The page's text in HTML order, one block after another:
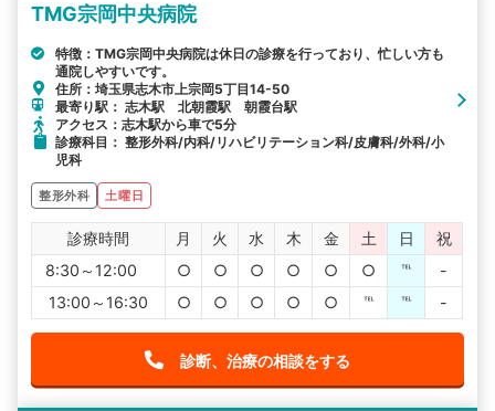
詳細条件で絞り込む
その他の検索方法
駅から探す
TMG宗岡中央病院
特徴：TMG宗岡中央病院は休日の診療を行っており、忙しい方も
通院しやすいです。
住所：埼玉県志木市上宗岡5丁目14-50
最寄り駅： 志木駅 北朝霞駅 朝霞台駅
アクセス：志木駅から車で5分
診療科目： 整形外科/内科/リハビリテーション科/皮膚科/外科/小
児科
整形外科 土曜日
診療時間 月 火 水 木 金 土 日
祝
8:30～12:00
○ ○ ○ ○ ○ ○ ℡
-
13:00～16:30
○ ○ ○ ○ ○ ℡ ℡ -
診断、治療の相談をする